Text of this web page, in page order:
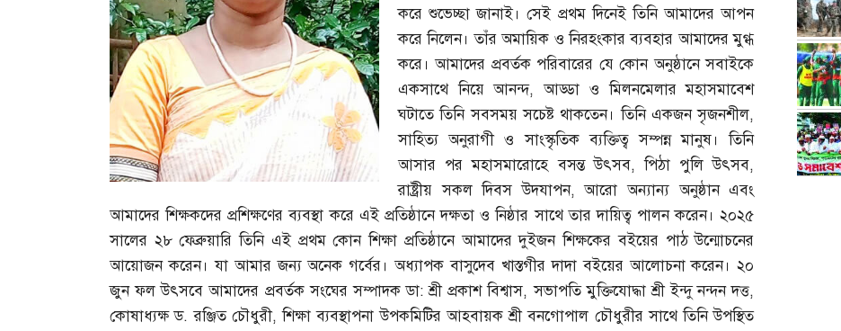
করে শুভেচ্ছা জানাই। সেই প্রথম দিনেই তিনি আমাদের আপন
করে নিলেন। তাঁর অমায়িক ও নিরহংকার ব্যবহার আমাদের মুগ্ধ
করে। আমাদের প্রবর্তক পরিবারের যে কোন অনুষ্ঠানে সবাইকে
একসাথে নিয়ে আনন্দ,আড্ডা ও মিলনমেলার মহাসমাবেশ
ঘটাতে তিনি সবসময় সচেষ্ট থাকতেন। তিনি একজন সৃজনশীল,
সাহিত্য অনুরাগী ও সাংস্কৃতিক ব্যক্তিত্ব সম্পন্ন মানুষ। তিনি
আসার পর মহাসমারোহে বসন্ত উৎসব,পিঠা পুলি উৎসব,
রাষ্ট্রীয় সকল দিবস উদযাপন,আরো অন্যান্য অনুষ্ঠান এবং
আমাদের শিক্ষকদের প্রশিক্ষণের ব্যবস্থা করে এই প্রতিষ্ঠানে দক্ষতা ও নিষ্ঠার সাথে তার দায়িত্ব পালন করেন। ২০২৫
সালের ২৮ ফেব্রুয়ারি তিনি এই প্রথম কোন শিক্ষা প্রতিষ্ঠানে আমাদের দুইজন শিক্ষকের বইয়ের পাঠ উন্মোচনের
আয়োজন করেন। যা আমার জন্য অনেক গর্বের। অধ্যাপক বাসুদেব খাস্তগীর দাদা বইয়ের আলোচনা করেন। ২০
জুন ফল উৎসবে আমাদের প্রবর্তক সংঘের সম্পাদক ডা:শ্রী প্রকাশ বিশ্বাস,সভাপতি মুক্তিযোদ্ধা শ্রী ইন্দু নন্দন দত্ত,
কোষাধ্যক্ষ ড.রঞ্জিত চৌধুরী,শিক্ষা ব্যবস্থাপনা উপকমিটির আহবায়ক শ্রী বনগোপাল চৌধুরীর সাথে তিনি উপস্থিত